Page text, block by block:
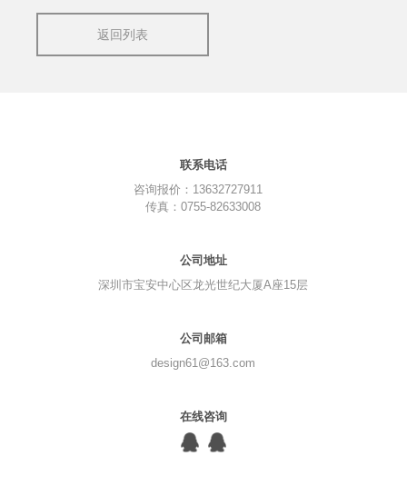
返回列表
联系电话
咨询报价：13632727911
传真：0755-82633008
公司地址
深圳市宝安中心区龙光世纪大厦A座15层
公司邮箱
design61@163.com
在线咨询